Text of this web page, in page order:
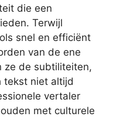
die een
Terwijl
snel en efficiënt
van de ene
ze de subtiliteiten,
tekst niet altijd
vertaler
met culturele